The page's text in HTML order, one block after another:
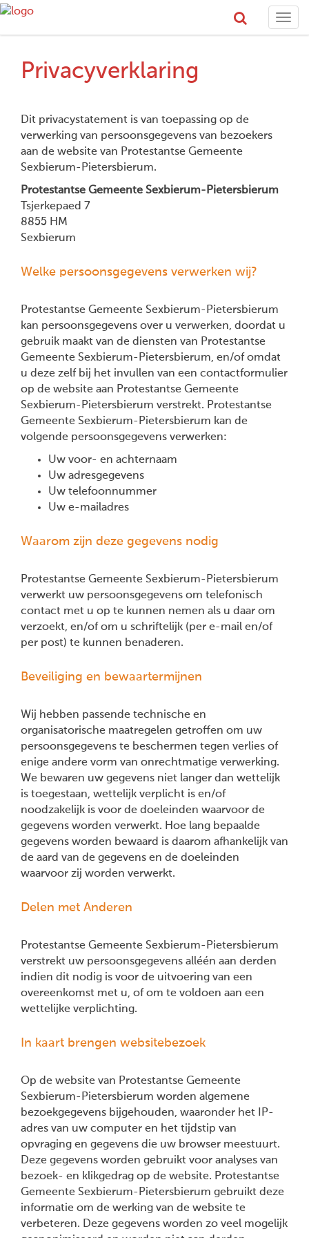
Privacyverklaring
Dit privacystatement is van toepassing op de
verwerking van persoonsgegevens van bezoekers
aan de website van Protestantse Gemeente
Sexbierum-Pietersbierum.
Protestantse Gemeente Sexbierum-Pietersbierum
Tsjerkepaed 7
8855 HM
Sexbierum
Welke persoonsgegevens verwerken wij?
Protestantse Gemeente Sexbierum-Pietersbierum
kan persoonsgegevens over u verwerken, doordat u
gebruik maakt van de diensten van Protestantse
Gemeente Sexbierum-Pietersbierum, en/of omdat
u deze zelf bij het invullen van een contactformulier
op de website aan Protestantse Gemeente
Sexbierum-Pietersbierum verstrekt. Protestantse
Gemeente Sexbierum-Pietersbierum kan de
volgende persoonsgegevens verwerken:
Uw voor- en achternaam
Uw adresgegevens
Uw telefoonnummer
Uw e-mailadres
Waarom zijn deze gegevens nodig
Protestantse Gemeente Sexbierum-Pietersbierum
verwerkt uw persoonsgegevens om telefonisch
contact met u op te kunnen nemen als u daar om
verzoekt, en/of om u schriftelijk (per e-mail en/of
per post) te kunnen benaderen.
Beveiliging en bewaartermijnen
Wij hebben passende technische en
organisatorische maatregelen getroffen om uw
persoonsgegevens te beschermen tegen verlies of
enige andere vorm van onrechtmatige verwerking.
We bewaren uw gegevens niet langer dan wettelijk
is toegestaan, wettelijk verplicht is en/of
noodzakelijk is voor de doeleinden waarvoor de
gegevens worden verwerkt. Hoe lang bepaalde
gegevens worden bewaard is daarom afhankelijk van
de aard van de gegevens en de doeleinden
waarvoor zij worden verwerkt.
Delen met Anderen
Protestantse Gemeente Sexbierum-Pietersbierum
verstrekt uw persoonsgegevens alléén aan derden
indien dit nodig is voor de uitvoering van een
overeenkomst met u, of om te voldoen aan een
wettelijke verplichting.
In kaart brengen websitebezoek
Op de website van Protestantse Gemeente
Sexbierum-Pietersbierum worden algemene
bezoekgegevens bijgehouden, waaronder het IP-
adres van uw computer en het tijdstip van
opvraging en gegevens die uw browser meestuurt.
Deze gegevens worden gebruikt voor analyses van
bezoek- en klikgedrag op de website. Protestantse
Gemeente Sexbierum-Pietersbierum gebruikt deze
informatie om de werking van de website te
verbeteren. Deze gegevens worden zo veel mogelijk